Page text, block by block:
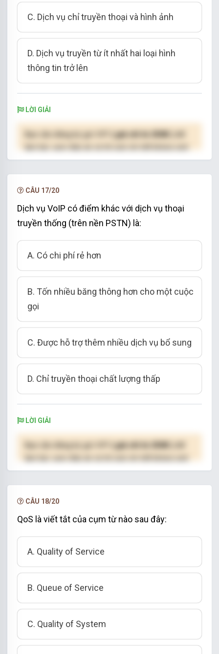
C. Dịch vụ chỉ truyền thoại và hình ảnh
D. Dịch vụ truyền từ ít nhất hai loại hình
thông tin trở lên
LỜI GIẢI
( giá chỉ từ 250K )
hạn.
CÂU 17/20
Dịch vụ VoIP có điểm khác với dịch vụ thoại
truyền thống (trên nền PSTN) là:
A. Có chi phí rẻ hơn
B. Tốn nhiều băng thông hơn cho một cuộc
gọi
C. Được hỗ trợ thêm nhiều dịch vụ bổ sung
D. Chỉ truyền thoại chất lượng thấp
LỜI GIẢI
( giá chỉ từ 250K )
hạn.
CÂU 18/20
QoS là viết tắt của cụm từ nào sau đây:
A. Quality of Service
B. Queue of Service
C. Quality of System